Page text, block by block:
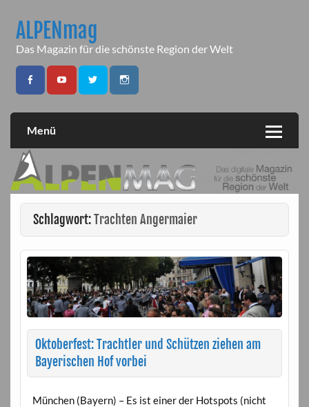
contentALPENmag
Das Magazin für die schönste Region der Welt
Menü
Schlagwort:Trachten Angermaier
Oktoberfest: Trachtler und Schützen ziehen am
Bayerischen Hof vorbei
München (Bayern) – Es ist einer der Hotspots (nicht